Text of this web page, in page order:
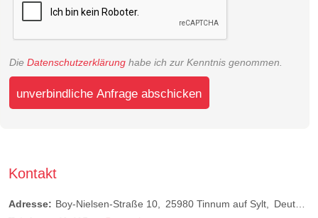
Die Datenschutzerklärung habe ich zur Kenntnis genommen.
unverbindliche Anfrage abschicken
Kontakt
Adresse: Boy-Nielsen-Straße 10 25980 Tinnum auf Sylt
Deutschland